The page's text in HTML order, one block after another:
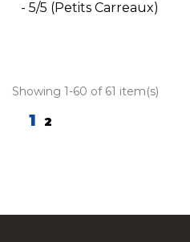
- 5/5 (petits Carreaux)
Showing 1-60 of 61 item(s)
1 2